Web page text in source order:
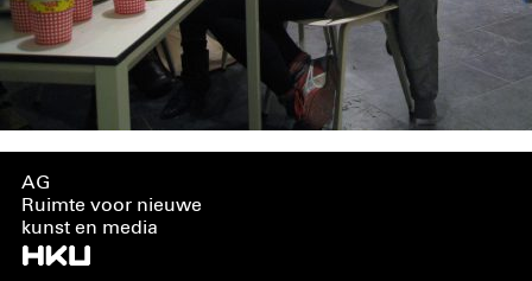
AG
Ruimte voor nieuwe
kunst en media